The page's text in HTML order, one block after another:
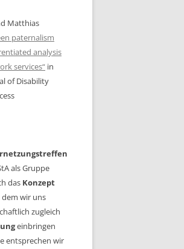
JUGENDHILFEEINRICHTUNGEN.
PERSPEKTIVEN VON
KINDERN UND JUGENDLICHEN
BEHINDERTENVERTRAUENSPERSONEN
ZU INKLUSION IM KONTEXT VON
WISSENSCHAFT & UNIVERSITÄT
KOPP-SIXT, SILVIA MARIA:
AKTEURSNETZWERKE ALS
REFLEXIONSINSTRUMENT
Matthias
paternalism
analysis
services“ in
of Disability
als Gruppe
das Konzept
dem wir uns
zugleich
einbringen
entsprechen wir